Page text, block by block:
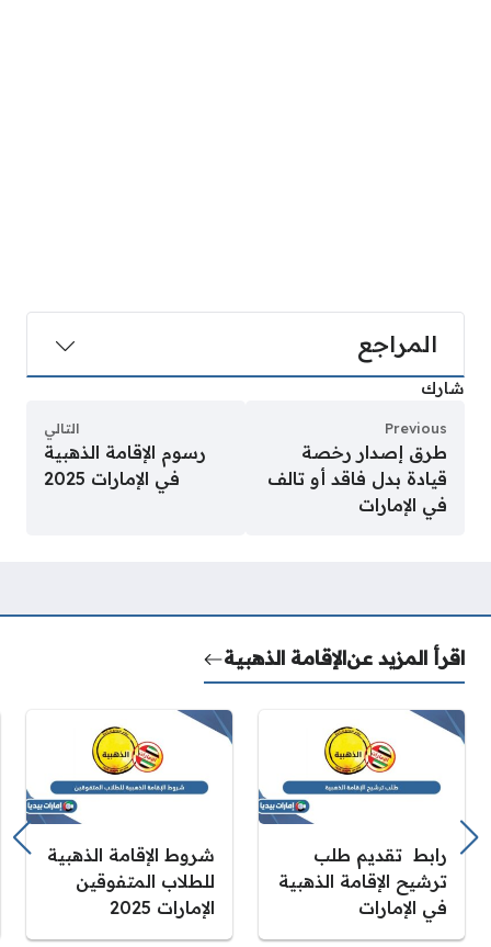
المراجع
شارك
Previous
طرق إصدار رخصة
قيادة بدل فاقد أو تالف
في الإمارات
التالي
رسوم الإقامة الذهبية
في الإمارات 2025
اقرأ المزيد عنالإقامة الذهبية
رابط تقديم طلب
ترشيح الإقامة الذهبية
في الإمارات
شروط الإقامة الذهبية
للطلاب المتفوقين
الإمارات 2025